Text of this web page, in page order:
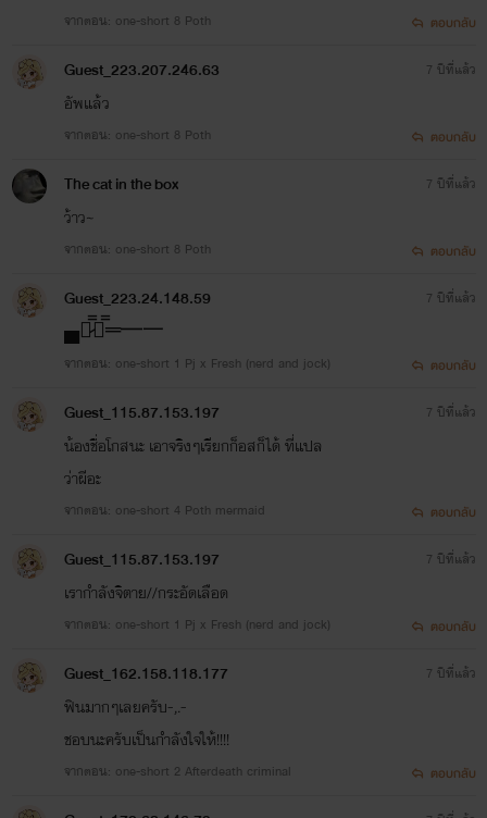
จากตอน: one-short 8 Poth ตอบกลับ
Guest_223.207.246.63
อัพแล้ว
จากตอน: one-short 8 Poth
7 ปีที่แล้ว
ตอบกลับ
The cat in the box
ว้าว~
จากตอน: one-short 8 Poth
7 ปีที่แล้ว
ตอบกลับ
Guest_223.24.148.59
▄︻̷̿┻̿═━一
จากตอน: one-short 1 Pj x Fresh (nerd and jock)
7 ปีที่แล้ว
ตอบกลับ
Guest_115.87.153.197
น้องชื่อโกสนะ เอาจริงๆเรียกก็อสก็ได้ ที่แปล
ว่าผีอะ
จากตอน: one-short 4 Poth mermaid
7 ปีที่แล้ว
ตอบกลับ
Guest_115.87.153.197
เรากำลังจิตาย//กระอัดเลือด
จากตอน: one-short 1 Pj x Fresh (nerd and jock)
7 ปีที่แล้ว
ตอบกลับ
Guest_162.158.118.177
ฟินมากๆเลยครับ-,.-
ชอบนะครับเป็นกำลังใจให้!!!!
จากตอน: one-short 2 Afterdeath criminal
7 ปีที่แล้ว
ตอบกลับ